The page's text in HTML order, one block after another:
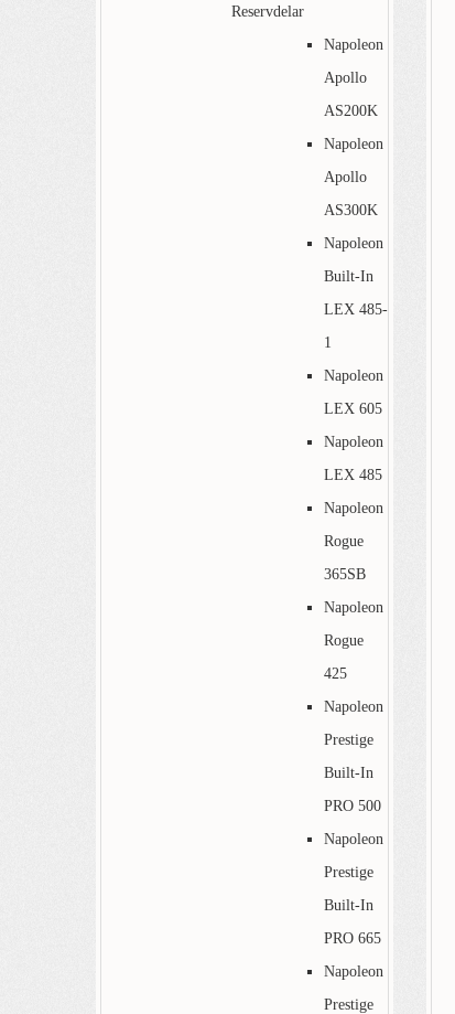
Reservdelar
Napoleon
Apollo
AS200K
Napoleon
Apollo
AS300K
Napoleon
Built-In
LEX 485-
1
Napoleon
LEX 605
Napoleon
LEX 485
Napoleon
Rogue
365SB
Napoleon
Rogue
425
Napoleon
Prestige
Built-In
PRO 500
Napoleon
Prestige
Built-In
PRO 665
Napoleon
Prestige